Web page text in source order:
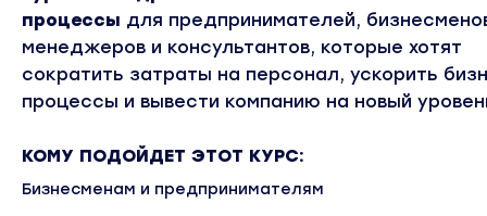
процессы для предпринимателей,
менеджеров и консультантов, которые хотят
сократить затраты на персонал, ускорить
процессы и вывести компанию на новый
КОМУ ПОДОЙДЕТ ЭТОТ КУРС:
Бизнесменам и предпринимателям